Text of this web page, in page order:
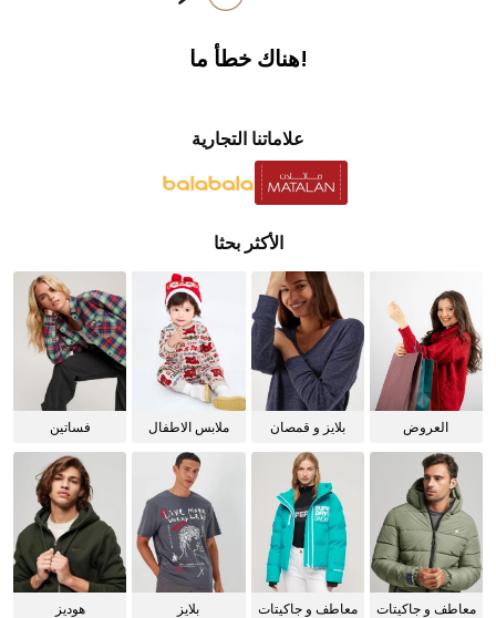
!هناك خطأ ما
علاماتنا التجارية
الأكثر بحثا
العروض
بلايز و قمصان
ملابس الاطفال فساتين
معاطف و جاكيتات
معاطف و جاكيتات
بلايز هوديز